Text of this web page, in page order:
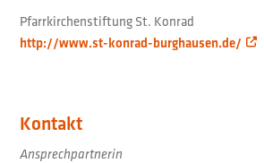
Pfarrkirchenstiftung St. Konrad
http://www.st-konrad-burghausen.de/
Kontakt
Ansprechpartnerin